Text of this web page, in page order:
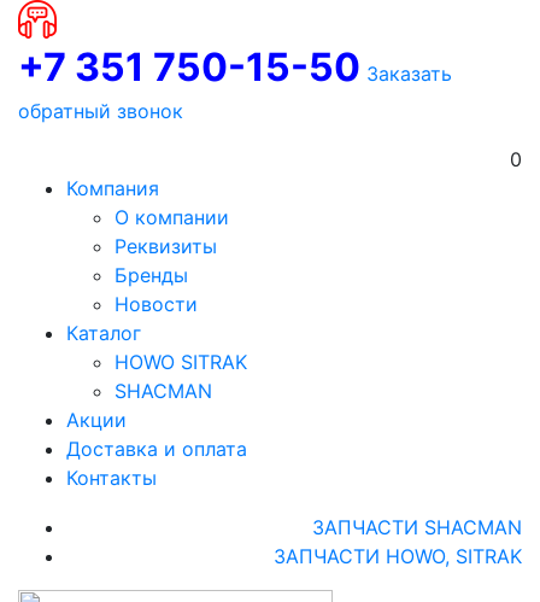
+7 351 750-15-50 Заказать
обратный звонок
0
Компания
О компании
Реквизиты
Бренды
Новости
Каталог
HOWO SITRAK
SHACMAN
Акции
Доставка и оплата
Контакты
ЗАПЧАСТИ SHACMAN
ЗАПЧАСТИ HOWO, SITRAK